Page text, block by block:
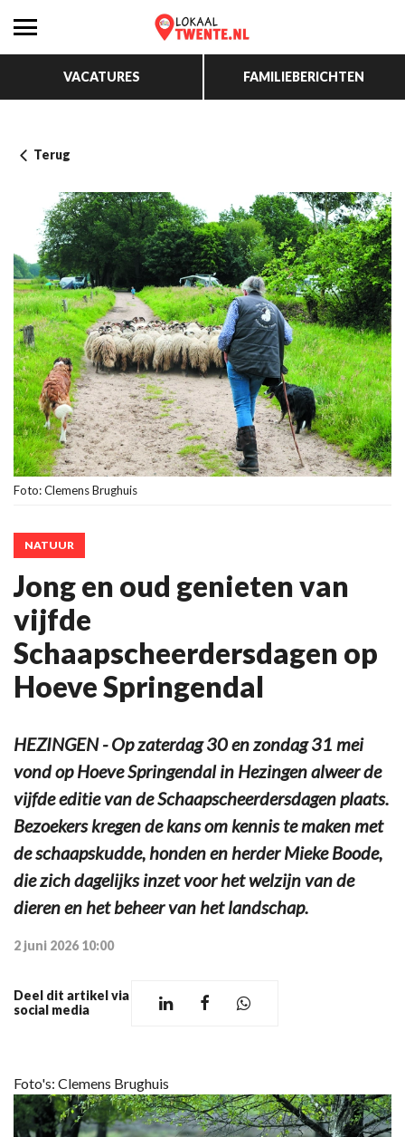
VACATURES FAMILIEBERICHTEN
Terug
Foto: Clemens Brughuis
NATUUR
Jong en oud genieten van
vijfde
Schaapscheerdersdagen op
Hoeve Springendal
HEZINGEN - Op zaterdag 30 en zondag 31 mei
vond op Hoeve Springendal in Hezingen alweer de
vijfde editie van de Schaapscheerdersdagen plaats.
Bezoekers kregen de kans om kennis te maken met
de schaapskudde, honden en herder Mieke Boode,
die zich dagelijks inzet voor het welzijn van de
dieren en het beheer van het landschap.
2 juni 2026 10:00
Deel dit artikel via
social media
Foto's: Clemens Brughuis